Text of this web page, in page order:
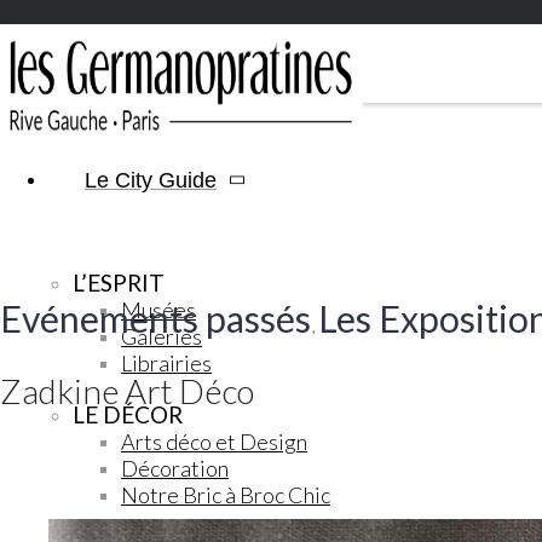
Le City Guide
L’ESPRIT
Musées
Galeries
Librairies
LE DÉCOR
Arts déco et Design
Décoration
Notre Bric à Broc Chic
Evénements passés, Les
Zadkine Art Déco